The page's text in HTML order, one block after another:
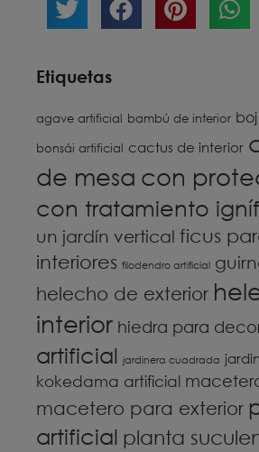
Etiquetas
agave artificial bambú de interior
bonsái artificial cactus de interior
de mesa con
con tratamiento
un jardín vertical ficus
interiores filodendro artificial
helecho de exterior
interior hiedra para
artificial jardinera cuadrada
kokedama artificial
macetero para exterior
artificial planta